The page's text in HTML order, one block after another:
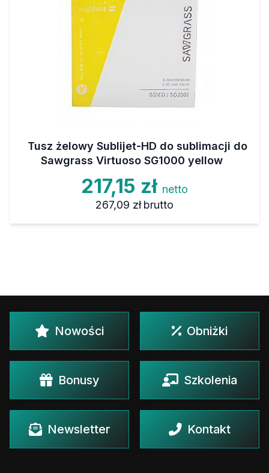
Tusz żelowy Sublijet-HD do sublimacji do
Sawgrass Virtuoso SG1000 yellow
217,15 zł netto
267,09 zł brutto
Nowości Obniżki
Bonusy Szkolenia
Newsletter Kontakt